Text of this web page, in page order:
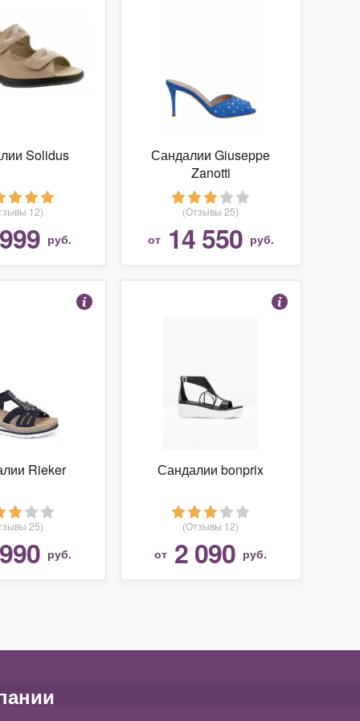
Solidus
12)
руб.
Сандалии Giuseppe
Zanotti
(Отзывы 25)
от 14 550 руб.
Rieker
25)
руб.
Сандалии bonprix
(Отзывы 12)
от 2 090 руб.